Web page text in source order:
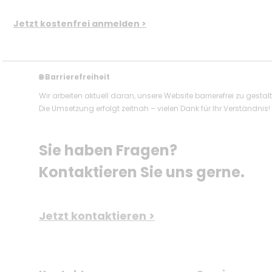
Jetzt kostenfrei anmelden >
🌐Barrierefreiheit
Wir arbeiten aktuell daran, unsere Website barrierefrei zu
Die Umsetzung erfolgt zeitnah – vielen Dank für Ihr Verständnis!
Sie haben Fragen?
Kontaktieren Sie uns gerne.
Jetzt kontaktieren >